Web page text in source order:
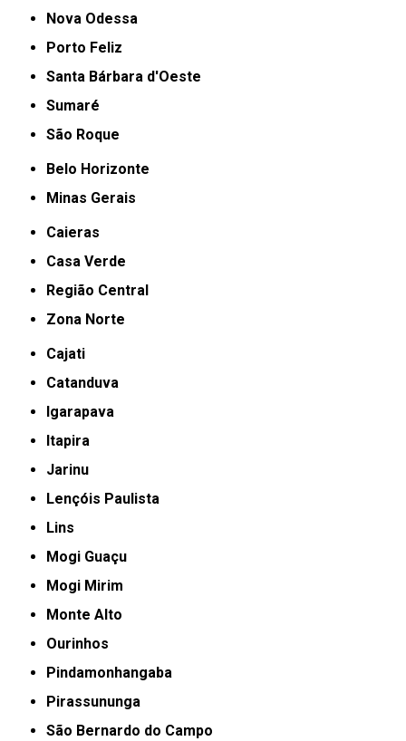
Nova Odessa
Porto Feliz
Santa Bárbara d'Oeste
Sumaré
São Roque
Belo Horizonte
Minas Gerais
Caieras
Casa Verde
Região Central
Zona Norte
Cajati
Catanduva
Igarapava
Itapira
Jarinu
Lençóis Paulista
Lins
Mogi Guaçu
Mogi Mirim
Monte Alto
Ourinhos
Pindamonhangaba
Pirassununga
São Bernardo do Campo